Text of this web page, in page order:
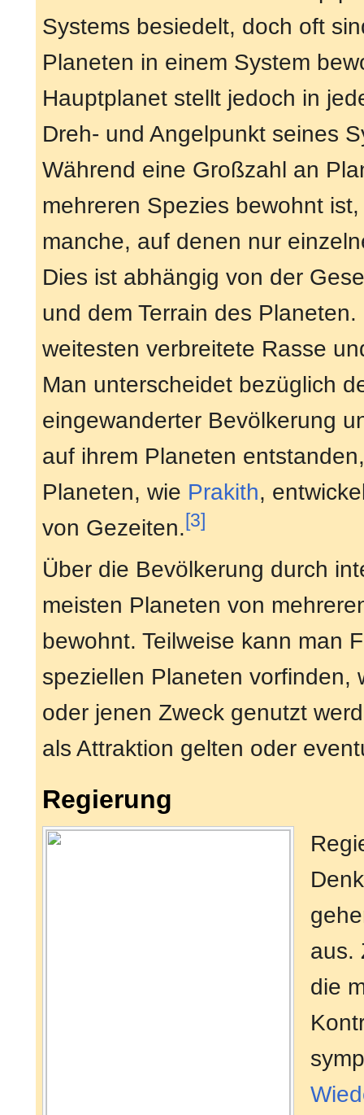
Systems besiedelt, doch oft
Planeten in einem System
Hauptplanet stellt jedoch in
Dreh- und Angelpunkt seines
Während eine Großzahl an
mehreren Spezies bewohnt
manche, auf denen nur
Dies ist abhängig von der
und dem Terrain des
weitesten verbreitete Rasse
Man unterscheidet bezüglich
eingewanderter Bevölkerung
auf ihrem Planeten
Planeten, wie Prakith,
von Gezeiten.[3]
Über die Bevölkerung durch
meisten Planeten von
bewohnt. Teilweise kann man
speziellen Planeten vorfinden,
oder jenen Zweck genutzt
als Attraktion gelten oder
Regierung
aus.
die